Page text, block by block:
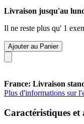
Livraison jusqu'au
Il ne reste plus qu' 1
Ajouter au Panier
France: Livraison
Plus d'informations sur
Caractéristiques et